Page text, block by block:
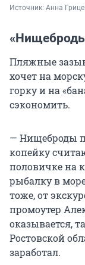
Источник: Анна
Пляжные
хочет на
горку и на
сэкономить.
— Нищеброды
копейку
половичке на
рыбалку в
тоже, от
промоутер
оказывается,
Ростовской
заработал.